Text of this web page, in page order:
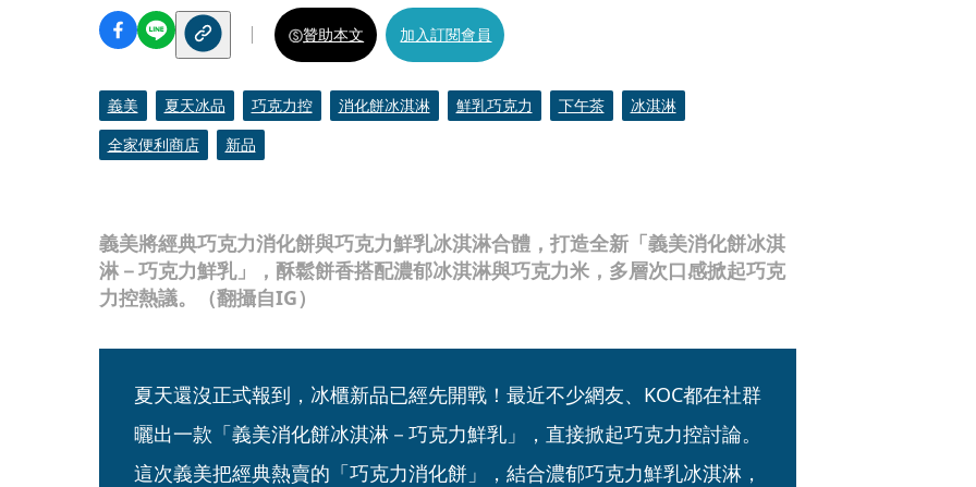
義美將經典巧克力消化餅與巧克力鮮乳冰淇淋合體，打造全新「義美消化餅冰淇
淋－巧克力鮮乳」，酥鬆餅香搭配濃郁冰淇淋與巧克力米，多層次口感掀起巧克
力控熱議。（翻攝自IG）
贊助本文 加入訂閱會員
義美 夏天冰品 巧克力控 消化餅冰淇淋 鮮乳巧克力 下午茶
冰淇淋
全家便利商店
新品
夏天還沒正式報到，冰櫃新品已經先開戰！最近不少網友、KOC都在社群
曬出一款「義美消化餅冰淇淋－巧克力鮮乳」，直接掀起巧克力控討論。
這次義美把經典熱賣的「巧克力消化餅」，結合濃郁巧克力鮮乳冰淇淋，